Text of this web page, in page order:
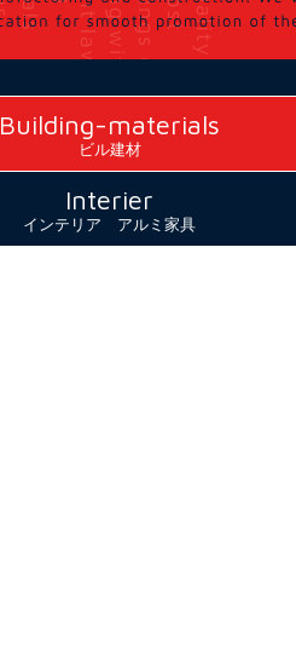
Building-materials
ビル建材
Interier
インテリア アルミ家具